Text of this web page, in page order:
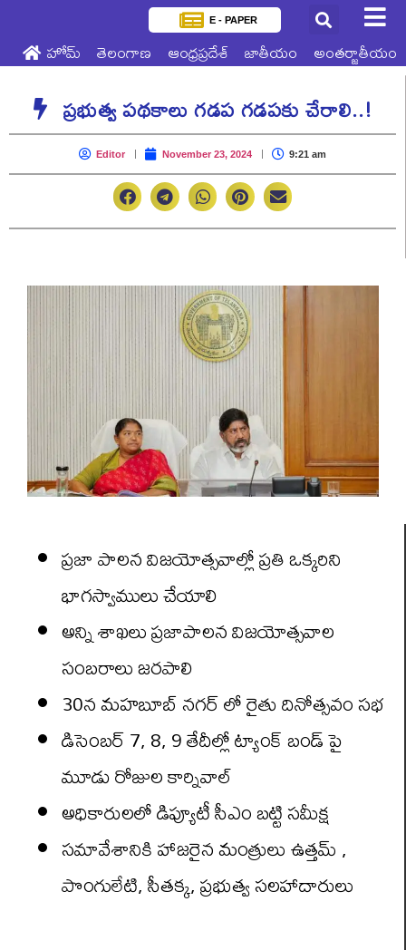
E - PAPER
హోమ్ తెలంగాణ ఆంధ్రప్రదేశ్ జాతీయం అంతర్జాతీయం
ప్రభుత్వ పథకాలు గడప గడపకు చేరాలి..!
Editor November 23, 2024 9:21 am
ప్రజా పాలన విజయోత్సవాల్లో ప్రతి ఒక్కరిని
భాగస్వాములు చేయాలి
అన్ని శాఖలు ప్రజాపాలన విజయోత్సవాల
సంబరాలు జరపాలి
30న మహబూబ్ నగర్ లో రైతు దినోత్సవం సభ
డిసెంబర్ 7, 8, 9 తేదీల్లో ట్యాంక్ బండ్ పై
మూడు రోజుల కార్నివాల్
అధికారులలో డిప్యూటీ సీఎం బట్టి సమీక్ష
సమావేశానికి హాజరైన మంత్రులు ఉత్తమ్ ,
పొంగులేటి, సీతక్క, ప్రభుత్వ సలహాదారులు